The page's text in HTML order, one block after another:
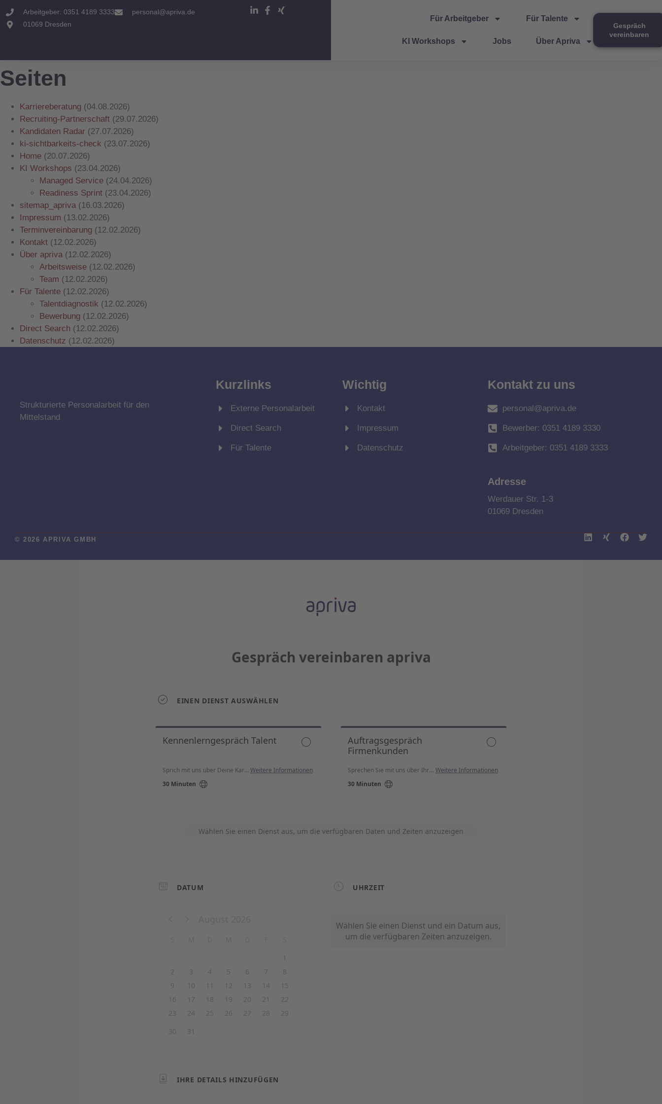
Arbeitgeber: 0351 4189 3333
personal@apriva.de
01069 Dresden
Für Arbeitgeber Für Talente
KI Workshops Jobs Über Apriva
Gespräch
vereinbaren
Seiten
Karriereberatung (04.08.2026)
Recruiting-Partnerschaft (29.07.2026)
Kandidaten Radar (27.07.2026)
ki-sichtbarkeits-check (23.07.2026)
Home (20.07.2026)
KI Workshops (23.04.2026)
Managed Service (24.04.2026)
Readiness Sprint (23.04.2026)
sitemap_apriva (16.03.2026)
Impressum (13.02.2026)
Terminvereinbarung (12.02.2026)
Kontakt (12.02.2026)
Über apriva (12.02.2026)
Arbeitsweise (12.02.2026)
Team (12.02.2026)
Für Talente (12.02.2026)
Talentdiagnostik (12.02.2026)
Bewerbung (12.02.2026)
Direct Search (12.02.2026)
Datenschutz (12.02.2026)
Strukturierte Personalarbeit für den
Mittelstand
Kurzlinks
Externe Personalarbeit
Direct Search
Für Talente
Wichtig
Kontakt
Impressum
Datenschutz
Kontakt zu uns
personal@apriva.de
Bewerber: 0351 4189 3330
Arbeitgeber: 0351 4189 3333
Adresse
Werdauer Str. 1-3
01069 Dresden
© 2026 APRIVA GMBH